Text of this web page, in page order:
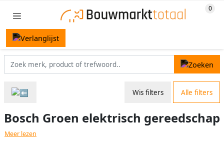
Wis filters Alle filters
Bosch Groen elektrisch gereedschap
Meer lezen